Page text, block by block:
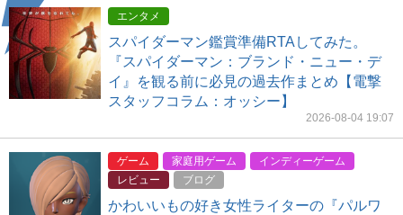
エンタメ
スパイダーマン鑑賞準備RTAしてみた。
『スパイダーマン：ブランド・ニュー・デ
イ』を観る前に必見の過去作まとめ【電撃
スタッフコラム：オッシー】
2026-08-04 19:07
ゲーム 家庭用ゲーム
インディーゲーム
レビュー
ブログ
かわいいもの好き女性ライターの『パルワ